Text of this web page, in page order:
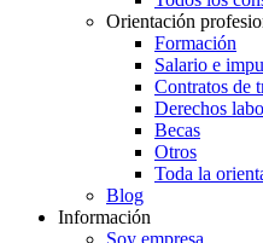
Orientación
Formación
Salario e
Contratos de
Derechos
Becas
Otros
Toda la
Blog
Información
Soy empresa